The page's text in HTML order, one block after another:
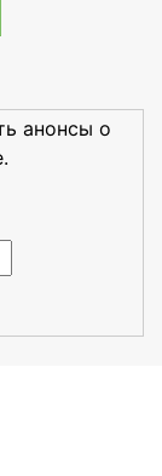
анонсы о